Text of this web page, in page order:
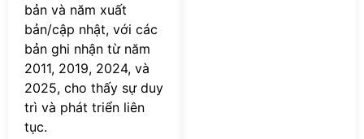
bản và năm xuất
bản/cập nhật, với các
bản ghi nhận từ năm
2011, 2019, 2024, và
2025, cho thấy sự duy
trì và phát triển liên
tục.